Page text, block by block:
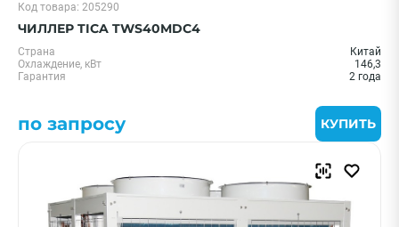
Код товара: 205290
ЧИЛЛЕР TICA TWS40MDC4
Страна
Китай
Охлаждение, кВт
146,3
Гарантия
2 года
по запросу КУПИТЬ